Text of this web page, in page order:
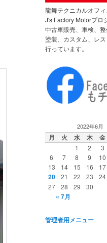
龍舞テクニカルオフィ
J's Factory Motorプロ
中古車販売、車検、整
塗装、カスタム、レ
行っています。
2022年6月
月 火 水 木 金
1 2 3
6
7 8 9 10
13
14 15 16 17
20 21 22 23 24
27
28 29 30
« 7月
管理者用メニュー